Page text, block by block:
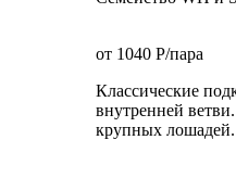
от 1040 P/пара
Классические
внутренней
крупных лошадей.